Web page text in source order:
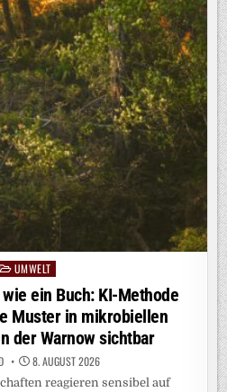
PostedUMWELT
ein Buch: KI-Methode
Muster in mikrobiellen
der Warnow sichtbar
8. AUGUST 2026
reagieren sensibel auf